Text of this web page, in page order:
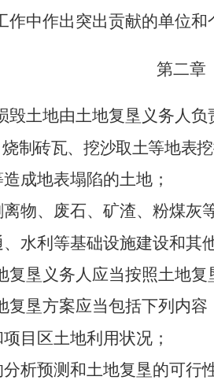
作中作出突出贡献的单位和
第二章
土地由土地复垦义务人负
制砖瓦、挖沙取土等地表
成地表塌陷的土地；
物、废石、矿渣、粉煤灰
水利等基础设施建设和其
垦义务人应当按照土地复
垦方案应当包括下列内容
目区土地利用状况；
析预测和土地复垦的可行